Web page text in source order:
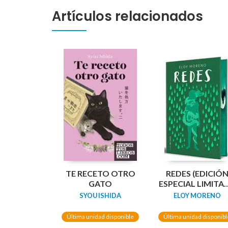
Artículos relacionados
TE RECETO OTRO
GATO
SYOU ISHIDA
Última unidad disponible
REDES (EDICIÓN
ESPECIAL
GUARDAS
NETWORKS
ELOY MORENO
Última unidad